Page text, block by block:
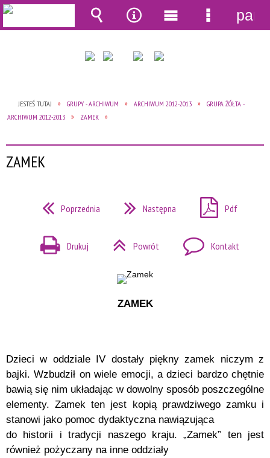
JESTEŚ TUTAJ GRUPY - ARCHIWUM ARCHIWUM 2012-2013
GRUPA ŻÓŁTA -
ARCHIWUM 2012-2013
ZAMEK
ZAMEK
Poprzednia Następna Pdf
Drukuj Powrót Kontakt
ZAMEK
Dzieci w oddziale IV dostały piękny zamek niczym z
bajki. Wzbudził on wiele emocji, a dzieci bardzo chętnie
bawią się nim układając w dowolny sposób poszczególne
elementy. Zamek ten jest kopią prawdziwego zamku i
stanowi jako pomoc dydaktyczna nawiązująca
do historii i tradycji naszego kraju. „Zamek” ten jest
również pożyczany na inne oddziały
Wyszukiwarka
Narzędzia
Menu
główne
Menu